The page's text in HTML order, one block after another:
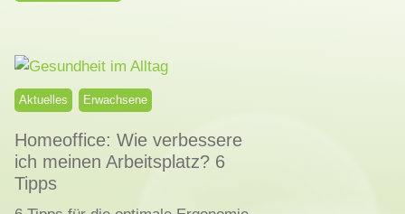
Aktuelles Erwachsene
Homeoffice: Wie verbessere
ich meinen Arbeitsplatz? 6
Tipps